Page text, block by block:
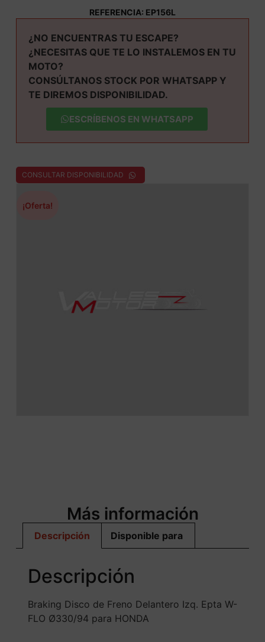
REFERENCIA: EP156L
¿NO ENCUENTRAS TU ESCAPE?
¿NECESITAS QUE TE LO INSTALEMOS EN TU
MOTO?
CONSÚLTANOS STOCK POR WHATSAPP Y
TE DIREMOS DISPONIBILIDAD.
ESCRÍBENOS EN WHATSAPP
CONSULTAR DISPONIBILIDAD
¡Oferta!
Más información
Descripción Disponible para
Descripción
Braking Disco de Freno Delantero Izq. Epta W-
FLO Ø330/94 para HONDA